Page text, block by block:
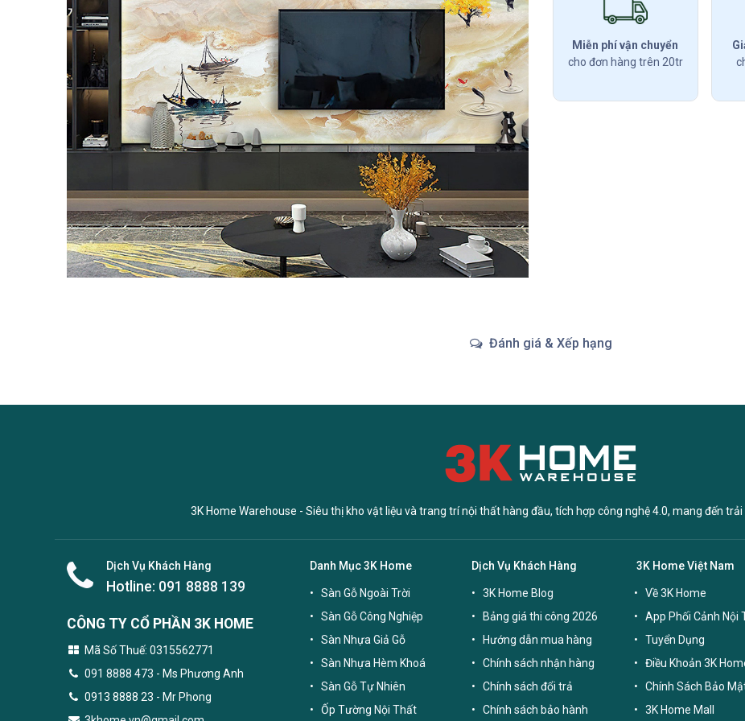
Miễn phí vận chuyển
cho đơn hàng trên 20tr
Đánh giá & Xếp hạng
3K Home Warehouse - Siêu thị kho vật liệu và trang trí nội thất hàng đầu, tích hợp công nghệ 4.0, mang đến
Dịch Vụ Khách Hàng
Hotline: 091 8888 139
CÔNG TY CỔ PHẦN 3K HOME
Mã Số Thuế: 0315562771
091 8888 473 - Ms Phương Anh
0913 8888 23 - Mr Phong
Danh Mục 3K Home
Sàn Gỗ Ngoài Trời
Sàn Gỗ Công Nghiệp
Sàn Nhựa Giả Gỗ
Sàn Nhựa Hèm Khoá
Sàn Gỗ Tự Nhiên
Ốp Tường Nội Thất
Dịch Vụ Khách Hàng
3K Home Blog
Bảng giá thi công 2026
Hướng dẫn mua hàng
Chính sách nhận hàng
Chính sách đổi trả
Chính sách bảo hành
3K Home Việt Nam
Về 3K Home
App Phối Cảnh Nội
Tuyển Dụng
Điều Khoản 3K
Chính Sách Bảo
3K Home Mall